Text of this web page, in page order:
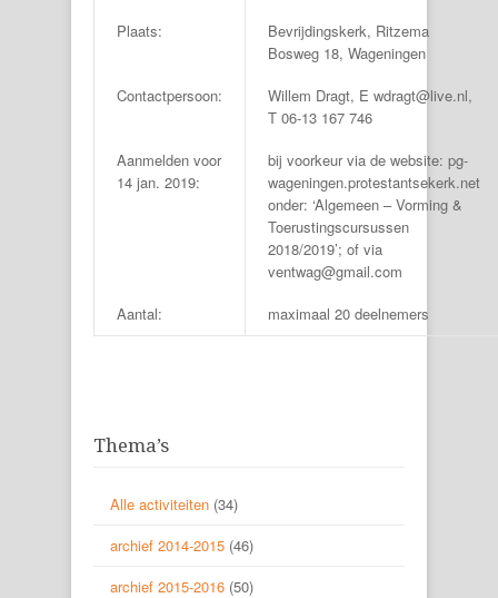
Plaats:
Bevrijdingskerk, Ritzema
Bosweg 18, Wageningen
Contactpersoon:
Willem Dragt, E wdragt@live.nl,
T 06-13 167 746
Aanmelden voor
14 jan. 2019:
bij voorkeur via de website: pg-
wageningen.protestantsekerk.net
onder: ‘Algemeen – Vorming &
Toerustingscursussen
2018/2019’; of via
ventwag@gmail.com
Aantal:
maximaal 20 deelnemers
Thema’s
Alle activiteiten (34)
archief 2014-2015 (46)
archief 2015-2016 (50)